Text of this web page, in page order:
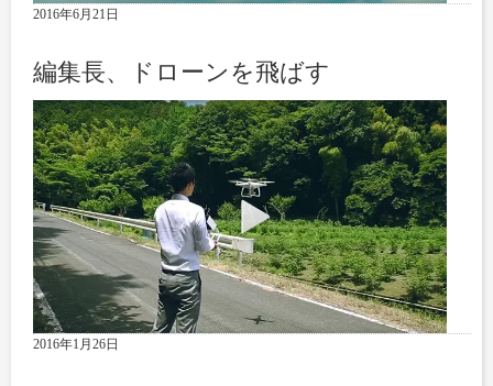
2016年6月21日
編集長、ドローンを飛ばす
2016年1月26日